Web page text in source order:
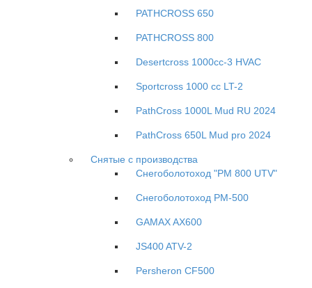
PATHCROSS 650
PATHCROSS 800
Desertcross 1000cc-3 HVAC
Sportcross 1000 cc LT-2
PathCross 1000L Mud RU 2024
PathCross 650L Mud pro 2024
Снятые с производства
Снегоболотоход "РМ 800 UTV"
Снегоболотоход РМ-500
GAMAX AX600
JS400 ATV-2
Persheron CF500